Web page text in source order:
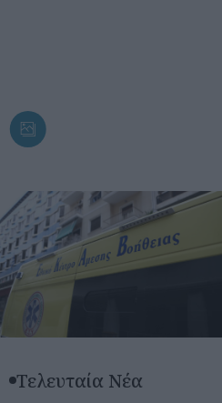
Τελευταία Νέα